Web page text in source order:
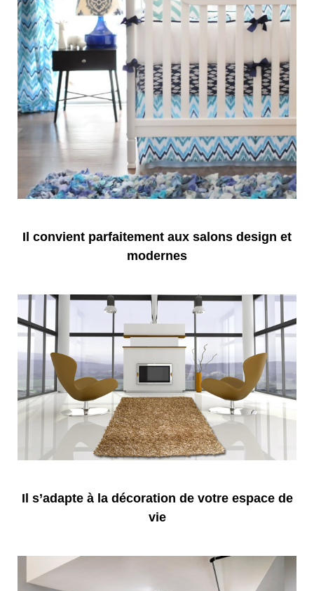
Il convient parfaitement aux salons design et
modernes
Il s’adapte à la décoration de votre espace de
vie